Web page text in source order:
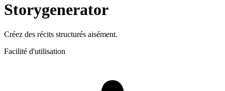
Storygenerator
Créez des récits structurés aisément.
Facilité d'utilisation